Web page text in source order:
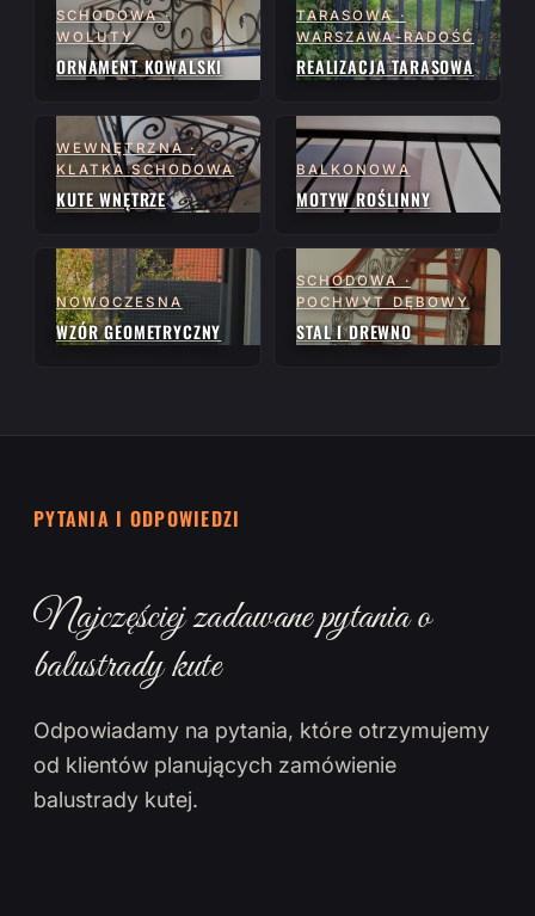
SCHODOWA ·
WOLUTY
ORNAMENT KOWALSKI
TARASOWA ·
WARSZAWA-RADOŚĆ
REALIZACJA TARASOWA
WEWNĘTRZNA ·
KLATKA SCHODOWA
KUTE WNĘTRZE
BALKONOWA
MOTYW ROŚLINNY
NOWOCZESNA
WZÓR GEOMETRYCZNY
SCHODOWA ·
POCHWYT DĘBOWY
STAL I DREWNO
PYTANIA I ODPOWIEDZI
Najczęściej zadawane pytania o
balustrady kute
Odpowiadamy na pytania, które otrzymujemy
od klientów planujących zamówienie
balustrady kutej.